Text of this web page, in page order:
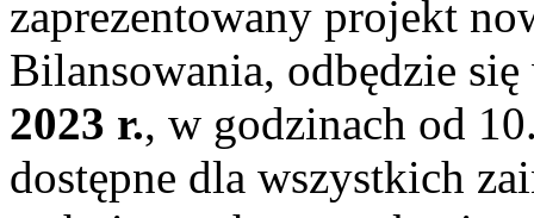
zaprezentowany projekt
Bilansowania, odbędzie
2023 r., w godzinach od
dostępne dla wszystkich